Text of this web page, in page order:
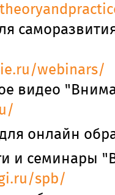
webinars/
видео
онлайн
и семинары
spb/